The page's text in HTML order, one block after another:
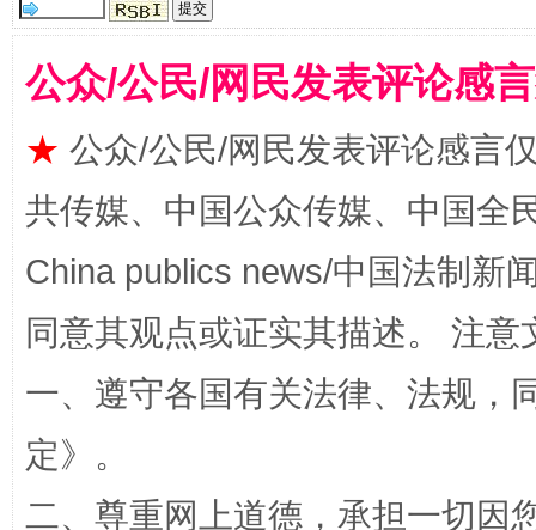
受贿1.44亿！段成刚被判无期 从幼
全民健身五年计划来了！等你上场
公众/公民/网民发表评论感
★ 公众/公民/网民发表评论感言
共传媒、中国公众传媒、中国全
China publics news/中国法制新
同意其观点或证实其描述。 注
一、遵守各国有关法律、法规，
定》。
二、尊重网上道德，承担一切因